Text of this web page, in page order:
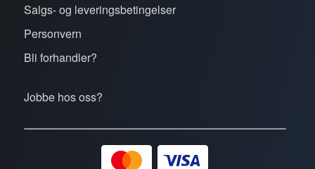
Salgs- og leveringsbetingelser
Personvern
Bli forhandler?
Jobbe hos oss?